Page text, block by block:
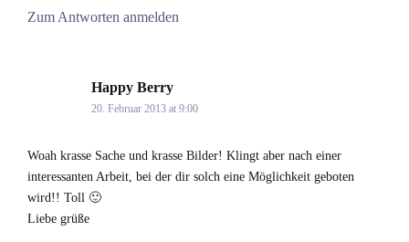
Zum Antworten anmelden
Happy Berry
20. Februar 2013 at 9:00
Woah krasse Sache und krasse Bilder! Klingt aber nach einer
interessanten Arbeit, bei der dir solch eine Möglichkeit geboten
wird!! Toll 🙂
Liebe grüße